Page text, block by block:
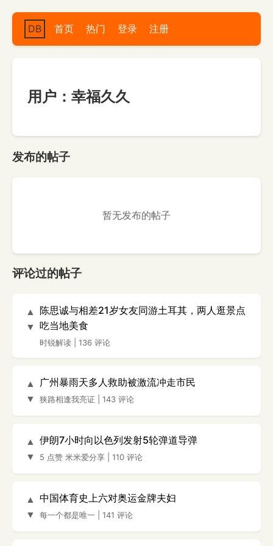
DB 首页 热门 登录 注册
用户：幸福久久
发布的帖子
暂无发布的帖子
评论过的帖子
▲
▼
陈思诚与相差21岁女友同游土耳其，两人逛景点
吃当地美食
时锐解读 136 评论
▲
▼
广州暴雨天多人救助被激流冲走市民
狭路相逢我亮证 143 评论
▲
▼
伊朗7小时向以色列发射5轮弹道导弹
5 点赞 米米爱分享 110 评论
▲
▼
中国体育史上六对奥运金牌夫妇
每一个都是唯一 141 评论